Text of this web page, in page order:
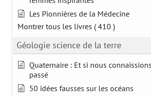
Les Pionnières de la Médecine
Montrer tous les livres ( 410 )
Géologie science de la terre
Quaternaire : Et si nous
passé
50 idées fausses sur les océans